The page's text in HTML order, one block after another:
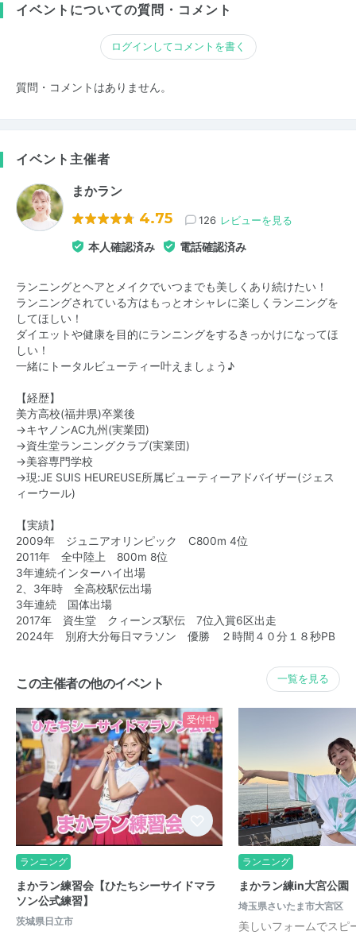
イベントについての質問・コメント
ログインしてコメントを書く
質問・コメントはありません。
イベント主催者
まかラン
4.75 126 レビューを見る
本人確認済み 電話確認済み
ランニングとヘアとメイクでいつまでも美しくあり続けたい！
ランニングされている方はもっとオシャレに楽しくランニングを
してほしい！
ダイエットや健康を目的にランニングをするきっかけになってほ
しい！
一緒にトータルビューティー叶えましょう♪
【経歴】
美方高校(福井県)卒業後
→キヤノンAC九州(実業団)
→資生堂ランニングクラブ(実業団)
→美容専門学校
→現:JE SUIS HEUREUSE所属ビューティーアドバイザー(ジェス
ィーウール)
【実績】
2009年 ジュニアオリンピック C800m 4位
2011年 全中陸上 800m 8位
3年連続インターハイ出場
2、3年時 全高校駅伝出場
3年連続 国体出場
2017年 資生堂 クィーンズ駅伝 7位入賞6区出走
2024年 別府大分毎日マラソン 優勝 ２時間４０分１８秒PB
この主催者の他のイベント 一覧を見る
受付中
ランニング
まかラン練習会【ひたちシーサイドマラ
ソン公式練習】
茨城県日立市
ランニング
まかラン練in大宮公園
埼玉県さいたま市大宮区
美しいフォームでスピ